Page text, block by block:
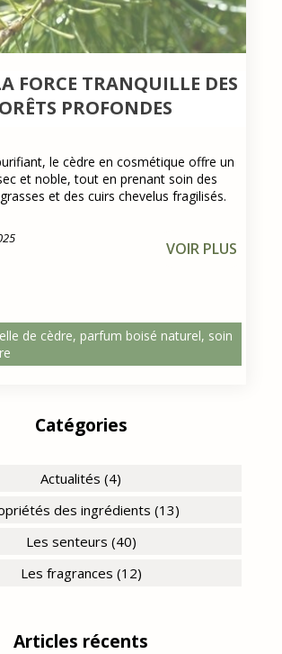
FORCE TRANQUILLE DES
PROFONDES
le cèdre en cosmétique offre un
et noble, tout en prenant soin des
et des cuirs chevelus fragilisés.
VOIR PLUS
de cèdre, parfum boisé naturel, soin
Catégories
Actualités (4)
des ingrédients (13)
Les senteurs (40)
Les fragrances (12)
Articles récents